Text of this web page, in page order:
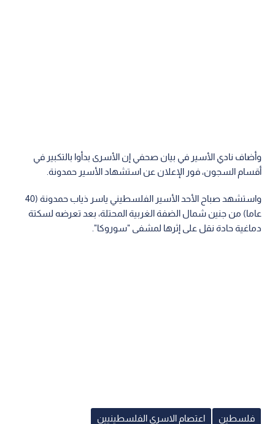
وأضاف نادي الأسير في بيان صحفي إن الأسرى بدأوا بالتكبير في
أقسام السجون، فور الإعلان عن استشهاد الأسير حمدونة.
واستشهد صباح الأحد الأسير الفلسطيني ياسر ذياب حمدونة (40
عاما) من جنين شمال الضفة الغربية المحتلة، بعد تعرضه لسكتة
دماغية حادة نقل على إثرها لمشفى "سوروكا".
فلسطين اعتصام الاسرى الفلسطينيين